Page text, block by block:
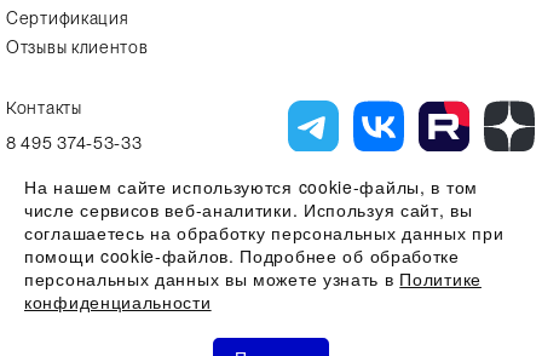
Сертификация
Отзывы клиентов
Контакты
8 495 374-53-33
Вся представленная на сайте информация, касающаяся технических
характеристик, наличия на складе, стоимости товаров, носит
информационный характер и ни при каких условиях не является
публичной офертой, определяемой положениями Статьи 437(2)
Гражданского кодекса РФ
Все права защищены 2026 © ООО "Компания Альфа-Лаб" ИНН
На нашем сайте используются cookie-файлы, в том
числе сервисов веб-аналитики. Используя сайт, вы
соглашаетесь на обработку персональных данных при
помощи cookie-файлов. Подробнее об обработке
персональных данных вы можете узнать в Политике
конфиденциальности